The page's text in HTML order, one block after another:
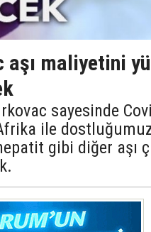
aşı maliyetini
sayesinde
ile
gibi diğer aşı